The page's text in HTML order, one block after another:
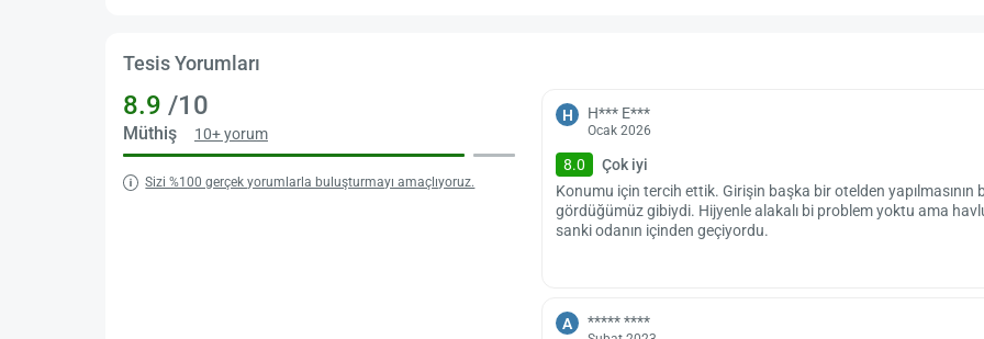
Tesis Yorumları
8.9 /10
Müthiş 10+ yorum
Sizi %100 gerçek yorumlarla buluşturmayı amaçlıyoruz.
H H*** E***
Ocak 2026
8.0
Çok iyi
Konumu için tercih ettik. Girişin başka bir otelden
gördüğümüz gibiydi. Hijyenle alakalı bi problem yoktu ama
sanki odanın içinden geçiyordu.
A ***** ****